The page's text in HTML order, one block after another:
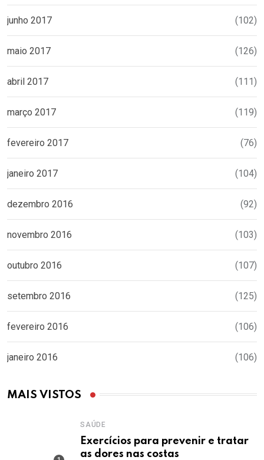
junho 2017 (102)
maio 2017 (126)
abril 2017 (111)
março 2017 (119)
fevereiro 2017 (76)
janeiro 2017 (104)
dezembro 2016 (92)
novembro 2016 (103)
outubro 2016 (107)
setembro 2016 (125)
fevereiro 2016 (106)
janeiro 2016 (106)
MAIS VISTOS
SAÚDE
Exercícios para prevenir e tratar
as dores nas costas